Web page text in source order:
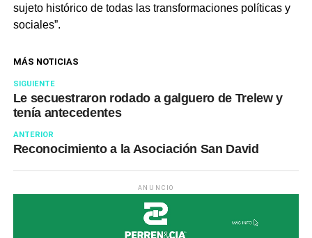
sujeto histórico de todas las transformaciones políticas y
sociales”.
MÁS NOTICIAS
SIGUIENTE
Le secuestraron rodado a galguero de Trelew y
tenía antecedentes
ANTERIOR
Reconocimiento a la Asociación San David
ANUNCIO